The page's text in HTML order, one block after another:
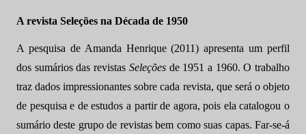
A revista Seleções na Década de 1950
A pesquisa de Amanda Henrique (2011) apresenta um perfil
dos sumários das revistas Seleções de 1951 a 1960. O trabalho
traz dados impressionantes sobre cada revista, que será o objeto
de pesquisa e de estudos a partir de agora, pois ela catalogou o
sumário deste grupo de revistas bem como suas capas. Far-se-á